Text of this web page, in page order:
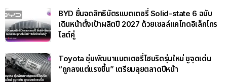
BYD ยื่นจดสิทธิบัตรแบตเตอรี่ Solid-state 6 ฉบับ
เดินหน้าตั้งเป้าผลิตปี 2027 ด้วยเซลล์แคโทดอิเล็กโทร
ไลต์คู่
Toyota ซุ่มพัฒนาแบตเตอรี่ไฮบริดรุ่นใหม่ ชูจุดเด่น
“ถูกลงแต่แรงขึ้น” เตรียมลุยตลาดปีหน้า